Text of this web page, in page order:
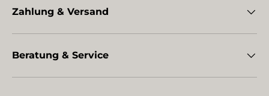
Zahlung & Versand
Beratung & Service